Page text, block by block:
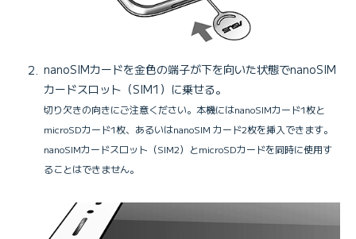
nanoSIMカードを金色の端子が下を向いた状態でnanoSIM
カードスロット（SIM1）に乗せる。
切り欠きの向きにご注意ください。本機にはnanoSIMカード1枚と
microSDカード1枚、あるいはnanoSIM カード2枚を挿入できます。
nanoSIMカードスロット（SIM2）とmicroSDカードを同時に使用す
ることはできません。